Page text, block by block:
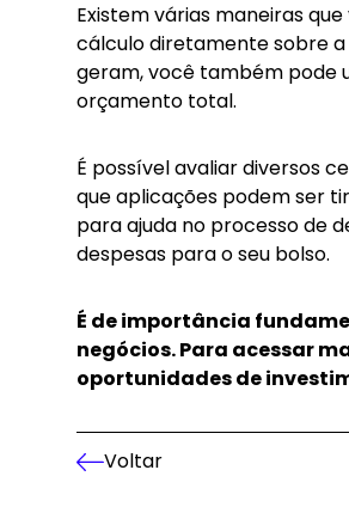
Existem várias maneiras
cálculo diretamente sobre a
geram, você também pode
orçamento total.
É possível avaliar diversos
que aplicações podem ser
para ajuda no processo de
despesas para o seu bolso.
É de importância
negócios. Para acessar
oportunidades de
Voltar